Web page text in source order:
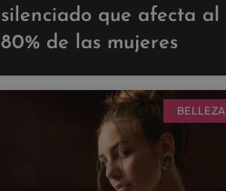
silenciado que afecta al
80% de las mujeres
BELLEZA